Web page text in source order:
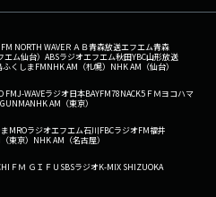
FM NORTH WAVEＲＡＢ青森放送エフエム青森
ム仙台） ABSラジオエフエム秋田YBC山形放送
ふくしまFMNHK AM（札幌） NHK AM（仙台）
FMJ-WAVEラジオ日本BAYFM78NACK5 ＦＭヨコハマ
NHK AM（東京）
MROラジオエフエム石川FBCラジオFM福井
東京） NHK AM（名古屋）
ＦＭ ＧＩＦＵ SBSラジオK-MIX SHIZUOKA